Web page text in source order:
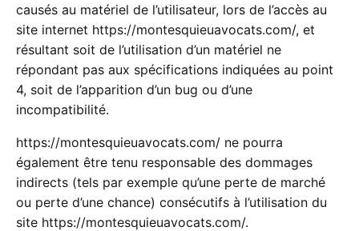
causés au matériel de l’utilisateur, lors de l’accès au
site internet https://montesquieuavocats.com/, et
résultant soit de l’utilisation d’un matériel ne
répondant pas aux spécifications indiquées au point
4, soit de l’apparition d’un bug ou d’une
incompatibilité.
https://montesquieuavocats.com/ ne pourra
également être tenu responsable des dommages
indirects (tels par exemple qu’une perte de marché
ou perte d’une chance) consécutifs à l’utilisation du
site https://montesquieuavocats.com/.